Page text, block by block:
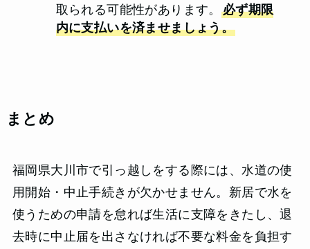
取られる可能性があります。 必ず期限
内に支払いを済ませましょう。
まとめ
福岡県大川市で引っ越しをする際には、水道の使
用開始・中止手続きが欠かせません。新居で水を
使うための申請を怠れば生活に支障をきたし、退
去時に中止届を出さなければ不要な料金を負担す